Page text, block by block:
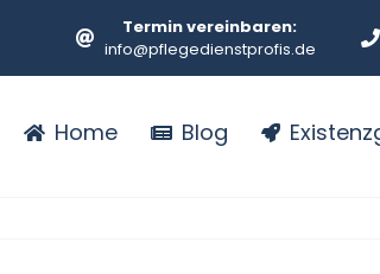
Termin vereinbaren:
info@pflegedienstprofis.de
Home Blog